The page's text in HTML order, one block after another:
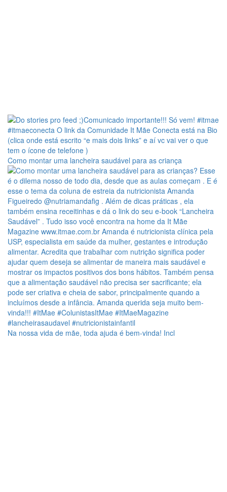
Como montar uma lancheira saudável para as criança
Na nossa vida de mãe, toda ajuda é bem-vinda! Incl